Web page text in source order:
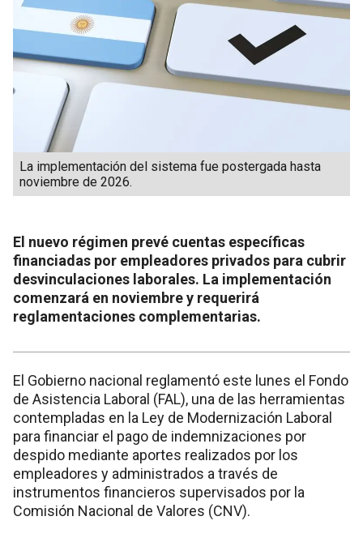
La implementación del sistema fue postergada hasta
noviembre de 2026.
El nuevo régimen prevé cuentas específicas
financiadas por empleadores privados para cubrir
desvinculaciones laborales. La implementación
comenzará en noviembre y requerirá
reglamentaciones complementarias.
El Gobierno nacional reglamentó este lunes el Fondo
de Asistencia Laboral (FAL), una de las herramientas
contempladas en la Ley de Modernización Laboral
para financiar el pago de indemnizaciones por
despido mediante aportes realizados por los
empleadores y administrados a través de
instrumentos financieros supervisados por la
Comisión Nacional de Valores (CNV).